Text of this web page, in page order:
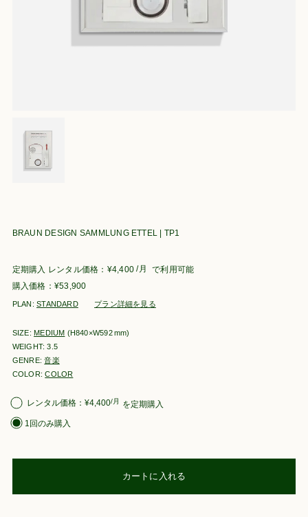
BRAUN DESIGN SAMMLUNG ETTEL | TP1
¥53,900
定期購入 ¥4,400 /月 で利用可能
PLAN:STANDARD プラン詳細を見る
SIZE:MEDIUM (H840×W592mm)
WEIGHT: 3.5
GENRE:音楽
COLOR:COLOR
購
タ
を
1回のみ購入
¥4,400/月 を定期購入
カートに入れる